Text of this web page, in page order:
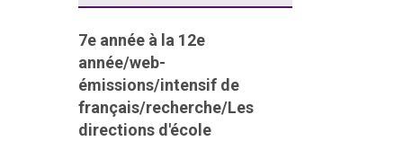
7e année à la 12e
année/web-
émissions/intensif de
français/recherche/Les
directions d'école